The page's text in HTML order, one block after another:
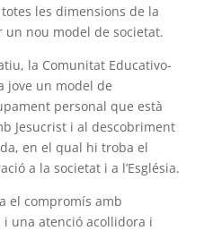
les dimensions de la
nou model de societat.
la Comunitat Educativo-
jove un model de
personal que està
Jesucrist i al descobriment
en el qual hi troba el
a la societat i a l’Església.
el compromís amb
i una atenció acollidora i